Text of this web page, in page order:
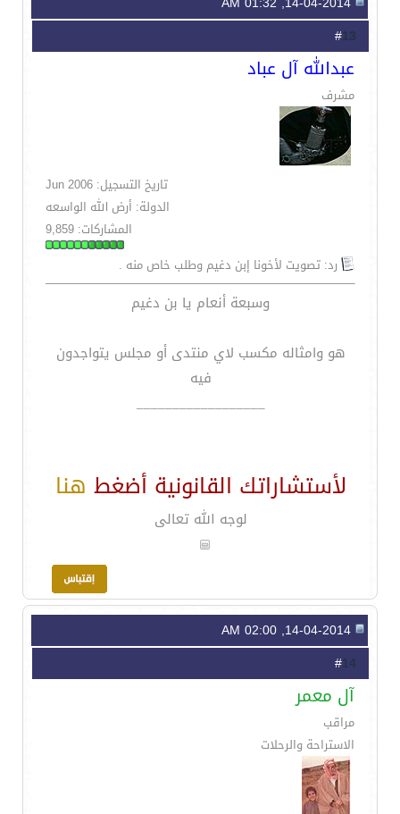
13
عبدالله آل عباد
مشرف
تاريخ التسجيل: Jun 2006
الدولة: أرض الله الواسعه
المشاركات: 9,859
رد: تصويت لأخونا إبن دغيم وطلب خاص منه .
وسبعة أنعام يا بن دغيم
هو وامثاله مكسب لاي منتدى أو مجلس يتواجدون
فيه
__________________
لأستشاراتك القانونية أضغط هنا
لوجه الله تعالى
14
آل معمر
مراقب
الاستراحة والرحلات